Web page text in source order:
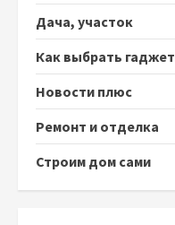
Дача, участок
Как выбрать гаджет
Новости плюс
Ремонт и отделка
Строим дом сами